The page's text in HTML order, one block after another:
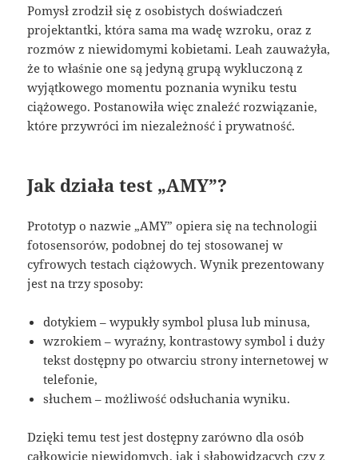
Pomysł zrodził się z osobistych doświadczeń
projektantki, która sama ma wadę wzroku, oraz z
rozmów z niewidomymi kobietami. Leah zauważyła,
że to właśnie one są jedyną grupą wykluczoną z
wyjątkowego momentu poznania wyniku testu
ciążowego. Postanowiła więc znaleźć rozwiązanie,
które przywróci im niezależność i prywatność.
Jak działa test „AMY”?
Prototyp o nazwie „AMY” opiera się na technologii
fotosensorów, podobnej do tej stosowanej w
cyfrowych testach ciążowych. Wynik prezentowany
jest na trzy sposoby:
dotykiem – wypukły symbol plusa lub minusa,
wzrokiem – wyraźny, kontrastowy symbol i duży
tekst dostępny po otwarciu strony internetowej w
telefonie,
słuchem – możliwość odsłuchania wyniku.
Dzięki temu test jest dostępny zarówno dla osób
całkowicie niewidomych, jak i słabowidzących czy z